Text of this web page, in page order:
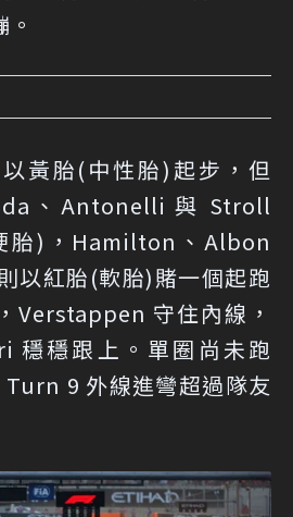
黃胎(中性胎)起步，但
、Antonelli 與 Stroll
胎)，Hamilton、Albon
以紅胎(軟胎)賭一個起跑
Verstappen 守住內線，
穩穩跟上。單圈尚未跑
9 外線進彎超過隊友